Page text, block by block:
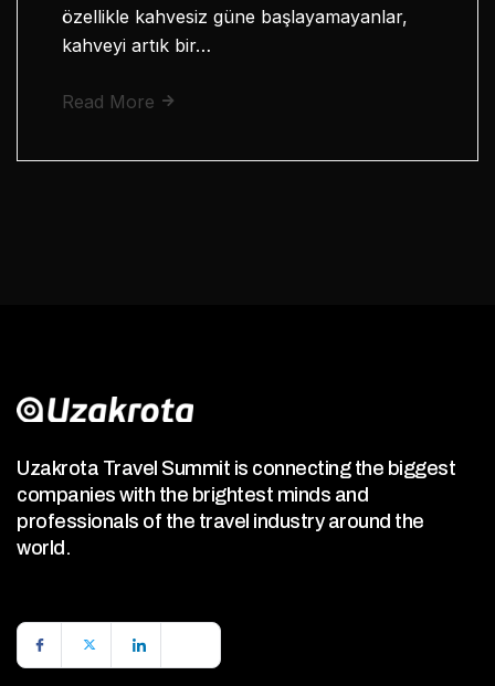
özellikle kahvesiz güne başlayamayanlar,
kahveyi artık bir…
Read More
Uzakrota Travel Summit is connecting the biggest
companies with the brightest minds and
professionals of the travel industry around the
world.